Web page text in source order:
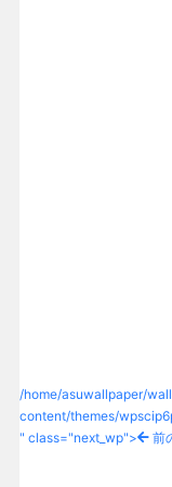
/home/asuwallpaper/
content/themes/
" class="next_wp">
前